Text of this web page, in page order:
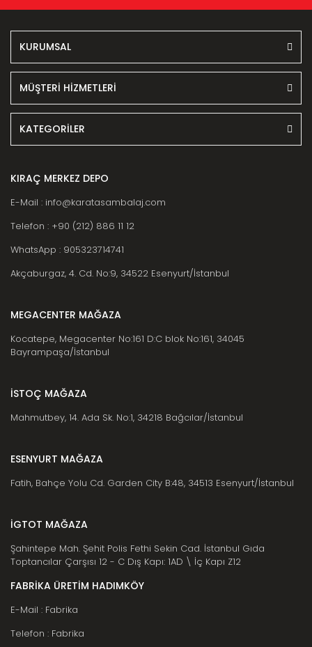
KURUMSAL
MÜŞTERİ HİZMETLERİ
KATEGORİLER
KIRAÇ MERKEZ DEPO
E-Mail : info@karatasambalaj.com
Telefon : +90 (212) 886 11 12
WhatsApp : 905323714741
Akçaburgaz, 4. Cd. No:9, 34522 Esenyurt/İstanbul
MEGACENTER MAĞAZA
Kocatepe, Megacenter No:161 D:C blok No:161, 34045
Bayrampaşa/İstanbul
İSTOÇ MAĞAZA
Mahmutbey, 14. Ada Sk. No:1, 34218 Bağcılar/İstanbul
ESENYURT MAĞAZA
Fatih, Bahçe Yolu Cd. Garden City B:48, 34513 Esenyurt/İstanbul
İGTOT MAĞAZA
Şahintepe Mah. Şehit Polis Fethi Sekin Cad. İstanbul Gıda
Toptancılar Çarşısı 12 - C Dış Kapı: 1AD \ İç Kapı Z12
FABRİKA ÜRETİM HADIMKÖY
E-Mail : Fabrika
Telefon : Fabrika